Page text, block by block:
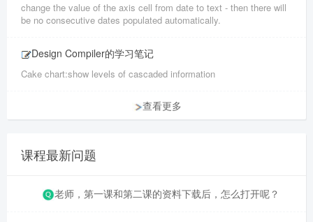
change the value of the axis cell from date to text - then there will
be no consecutive dates populated automatically.
Design Compiler的学习笔记
Cake chart:show levels of cascaded information
查看更多
课程最新问题
老师，第一课和第二课的资料下载后，怎么打开呢？